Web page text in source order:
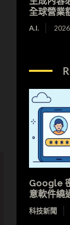
全球營業
A.I.
Google
意軟件繞
科技新聞